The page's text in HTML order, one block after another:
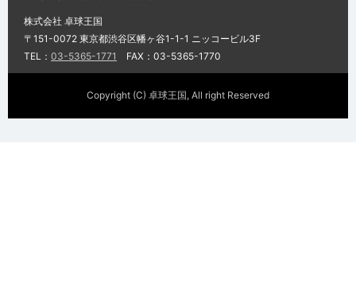
株式会社 卓球王国
〒151-0072 東京都渋谷区幡ヶ谷1-1-1 ニッコービル3F
TEL： 03-5365-1771 FAX：03-5365-1770
Copyright (C) 卓球王国, All right Reserved